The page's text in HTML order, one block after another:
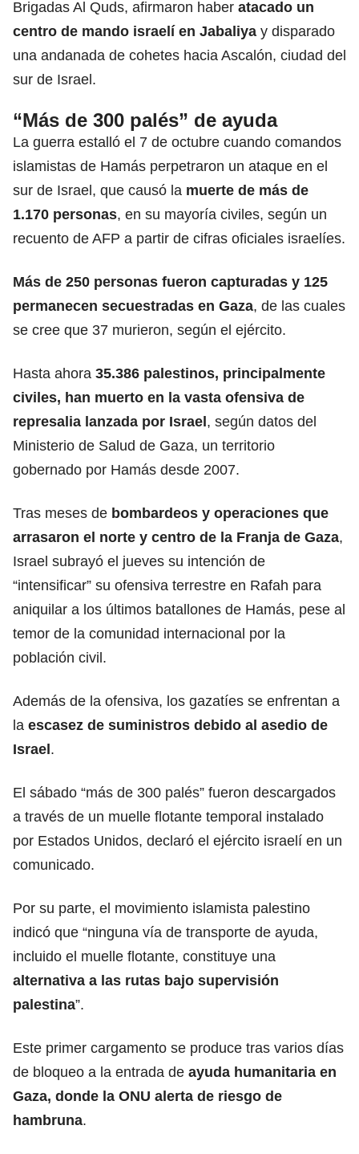
Brigadas Al Quds, afirmaron haber atacado un
centro de mando israelí en Jabaliya y disparado
una andanada de cohetes hacia Ascalón, ciudad del
sur de Israel.
“Más de 300 palés” de ayuda
La guerra estalló el 7 de octubre cuando comandos
islamistas de Hamás perpetraron un ataque en el
sur de Israel, que causó la muerte de más de
1.170 personas, en su mayoría civiles, según un
recuento de AFP a partir de cifras oficiales israelíes.
Más de 250 personas fueron capturadas y 125
permanecen secuestradas en Gaza, de las cuales
se cree que 37 murieron, según el ejército.
Hasta ahora 35.386 palestinos, principalmente
civiles, han muerto en la vasta ofensiva de
represalia lanzada por Israel, según datos del
Ministerio de Salud de Gaza, un territorio
gobernado por Hamás desde 2007.
Tras meses de bombardeos y operaciones que
arrasaron el norte y centro de la Franja de Gaza,
Israel subrayó el jueves su intención de
“intensificar” su ofensiva terrestre en Rafah para
aniquilar a los últimos batallones de Hamás, pese al
temor de la comunidad internacional por la
población civil.
Además de la ofensiva, los gazatíes se enfrentan a
la escasez de suministros debido al asedio de
Israel.
El sábado “más de 300 palés” fueron descargados
a través de un muelle flotante temporal instalado
por Estados Unidos, declaró el ejército israelí en un
comunicado.
Por su parte, el movimiento islamista palestino
indicó que “ninguna vía de transporte de ayuda,
incluido el muelle flotante, constituye una
alternativa a las rutas bajo supervisión
palestina”.
Este primer cargamento se produce tras varios días
de bloqueo a la entrada de ayuda humanitaria en
Gaza, donde la ONU alerta de riesgo de
hambruna.